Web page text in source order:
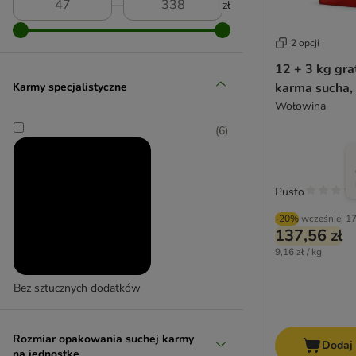
Josera
Kattovit - Special Diet
Lily's Kitchen
Natural Trainer
Nature's Variety
Nutrivet
― zł
Karmy specjalistyczne
Bez sztucznych dodatków
(6)
Rozmiar opakowania suchej karmy
2 opcji
12 + 3 kg
karma
Wołowina
-20%wcześniej
137,56 zł
9,16 zł / kg
Pusto
Dodaj